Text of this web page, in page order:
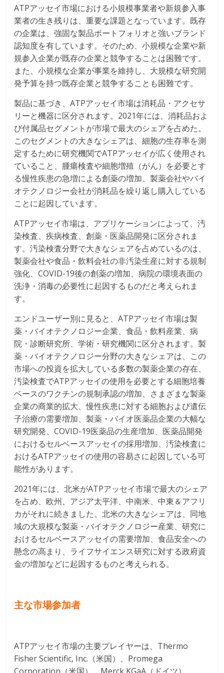
ATPアッセイ市場における小規模事業者や新規参入事
業者の生き残りは、重要な課題となっています。既存
の企業は、強固な製品ポートフォリオと強いブランド
認知度を有しています。そのため、小規模な企業や新
規参入企業が既存の企業と競争することは困難です。
また、小規模な企業が事業を維持し、大規模な研究開
発予算を持つ既存企業と競争することも困難です。
製品に基づき、ATPアッセイ市場は消耗品・アクセサ
リーと機器に区分されます。2021年には、消耗品およ
び付属品セグメントが市場で最大のシェアを占めた。
このセグメントの大きなシェアは、細胞の生存率を測
定するために研究機関でATPアッセイが広く使用され
ていること、腫瘍検査や細胞増殖（がん）を必要とす
る慢性疾患の急増による創薬の増加、製薬会社やバイ
オテクノロジー会社が消耗品を繰り返し購入している
ことに起因しています。
ATPアッセイ市場は、アプリケーションによって、汚
染検査、疾病検査、創薬・医薬品開発に区分されま
す。汚染検査分野で大きなシェアを占めているのは、
製薬会社や食品・飲料会社の非汚染生産に対する規制
強化、COVID-19後の創薬の増加、病院の環境表面の
洗浄・消毒の必要性に起因するものだと考えられま
す。
エンドユーザー別に見ると、ATPアッセイ市場は製
薬・バイオテクノロジー企業、食品・飲料産業、病
院・診断研究所、学術・研究機関に区分されます。製
薬・バイオテクノロジー分野の大きなシェアは、この
市場への投資を拡大している多数の製薬企業の存在、
汚染検査でATPアッセイの使用を必要とする細胞培養
ベースのワクチンの規制承認の増加、さまざまな製薬
企業の商業的拡大、慢性疾患に対する細胞および遺伝
子治療の需要増加、製薬・バイオ医薬品企業の大幅な
研究開発、COVID-19医薬品の生産増加、医薬品開発
におけるセルベースアッセイの採用増加、汚染検査に
おけるATPアッセイの使用の容易さに起因している可
能性があります。
2021年には、北米がATPアッセイ市場で最大のシェア
を占め、欧州、アジア太平洋、中南米、中東＆アフリ
カがそれに続きました。北米の大きなシェアは、同地
域の大規模な製薬・バイオテクノロジー産業、研究に
おけるセルベースアッセイの需要増加、食品安全への
懸念の高まり、ライフサイエンス研究に対する政府資
金の増加などに起因するものと考えられる。
主な市場参加者
ATPアッセイ市場の主要プレイヤーは、Thermo
Fisher Scientific, Inc.（米国）、Promega